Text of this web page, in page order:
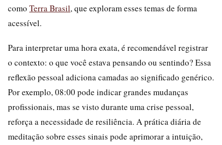
como Terra Brasil, que exploram esses temas de forma
acessível.
Para interpretar uma hora exata, é recomendável registrar
o contexto: o que você estava pensando ou sentindo? Essa
reflexão pessoal adiciona camadas ao significado genérico.
Por exemplo, 08:00 pode indicar grandes mudanças
profissionais, mas se visto durante uma crise pessoal,
reforça a necessidade de resiliência. A prática diária de
meditação sobre esses sinais pode aprimorar a intuição,